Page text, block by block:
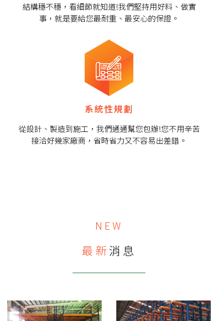
結構穩不穩，看細節就知道!我們堅持用好料、做實
事，就是要給您最耐重、最安心的保證。
系統性規劃
從設計、製造到施工，我們通通幫您包辦!您不用辛苦
接洽好幾家廠商，省時省力又不容易出差錯。
NEW
最新消息